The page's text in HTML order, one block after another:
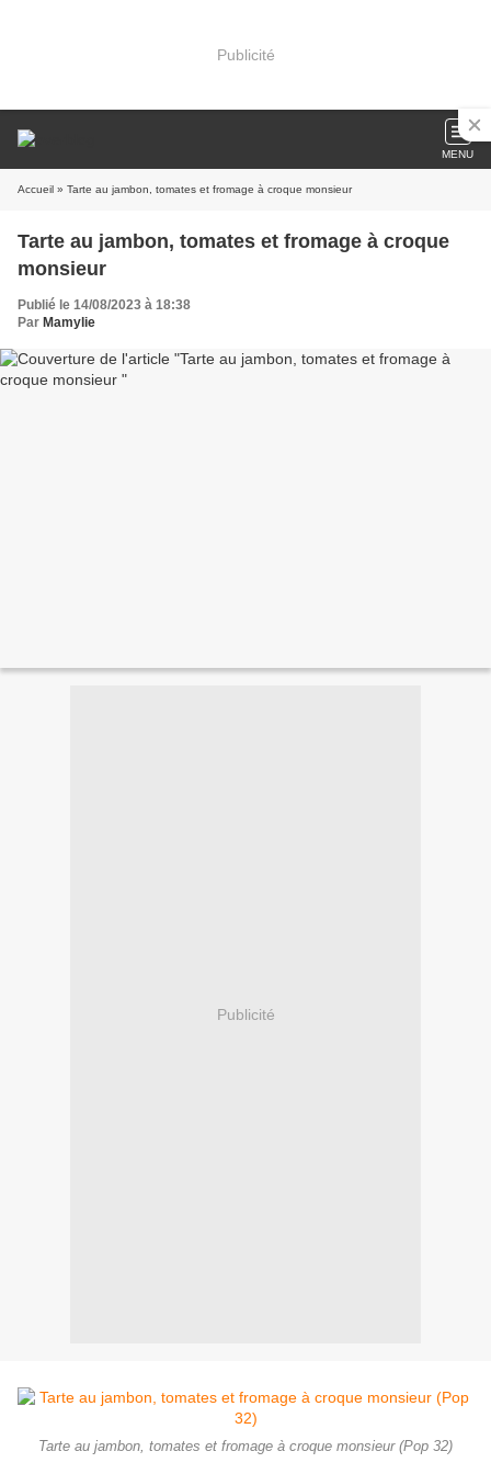
Publicité
MENU
Accueil » Tarte au jambon, tomates et fromage à croque monsieur
Tarte au jambon, tomates et fromage à croque
monsieur
Publié le 14/08/2023 à 18:38
Par Mamylie
Publicité
Tarte au jambon, tomates et fromage à croque monsieur (Pop 32)